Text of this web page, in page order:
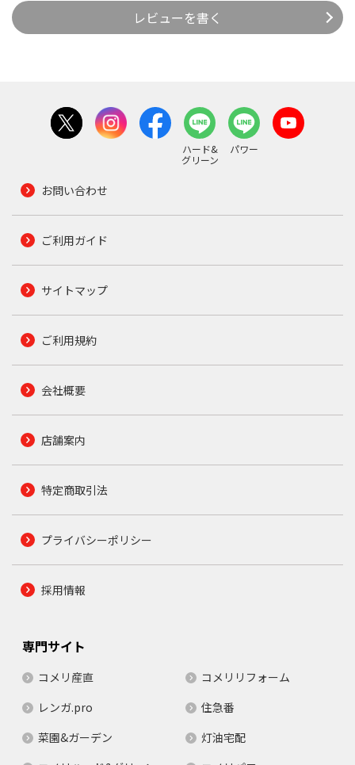
レビューを書く
ハード&
グリーン
パワー
お問い合わせ
ご利用ガイド
サイトマップ
ご利用規約
会社概要
店舗案内
特定商取引法
プライバシーポリシー
採用情報
専門サイト
コメリ産直
コメリリフォーム
レンガ.pro
住急番
菜園&ガーデン
灯油宅配